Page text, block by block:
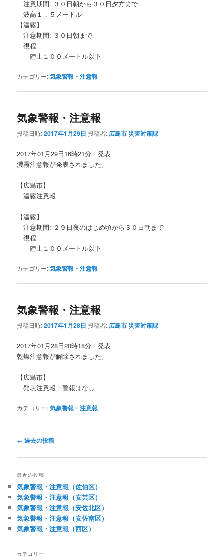
注意期間: ３０日朝から３０日夕方まで
波高１．５メートル
【濃霧】
注意期間: ３０日朝まで
視程
陸上１００メートル以下
カテゴリー:気象警報・注意報
気象警報・注意報
投稿日時:2017年1月29日 投稿者: 広島市 災害対策課
2017年01月29日16時21分 発表
濃霧注意報が発表されました。
【広島市】
濃霧注意報
【濃霧】
注意期間: ２９日夜のはじめ頃から３０日朝まで
視程
陸上１００メートル以下
カテゴリー:気象警報・注意報
気象警報・注意報
投稿日時:2017年1月28日 投稿者: 広島市 災害対策課
2017年01月28日20時18分 発表
乾燥注意報が解除されました。
【広島市】
発表注意報・警報はなし
カテゴリー:気象警報・注意報
投
ナ
ビ
ー
シ
ョ
ン
← 過去の投稿
最近の投稿
気象警報・注意報（佐伯区）
気象警報・注意報（安芸区）
気象警報・注意報（安佐北区）
気象警報・注意報（安佐南区）
気象警報・注意報（西区）
カテゴリー